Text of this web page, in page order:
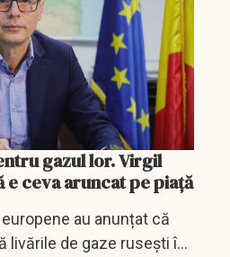
gazul lor. Virgil
e ceva aruncat pe piață
au anunțat că
livările de gaze rusești în